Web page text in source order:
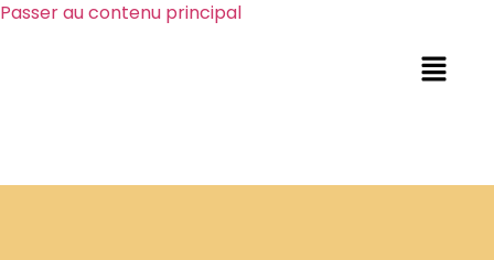
Passer au contenu principal